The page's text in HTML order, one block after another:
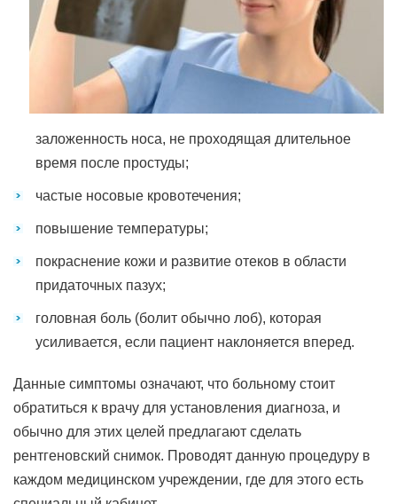
заложенность носа, не проходящая длительное
время после простуды;
частые носовые кровотечения;
повышение температуры;
покраснение кожи и развитие отеков в области
придаточных пазух;
головная боль (болит обычно лоб), которая
усиливается, если пациент наклоняется вперед.
Данные симптомы означают, что больному стоит
обратиться к врачу для установления диагноза, и
обычно для этих целей предлагают сделать
рентгеновский снимок. Проводят данную процедуру в
каждом медицинском учреждении, где для этого есть